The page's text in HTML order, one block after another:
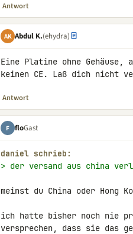
Antwort
AK Abdul K.(ehydra)
Eine Platine ohne
keinen CE. Laß dich nicht
Antwort
F floGast
daniel schrieb:
> der versand aus china
meinst du China oder Hong
ich hatte bisher noch nie
versprechen, dass sie das